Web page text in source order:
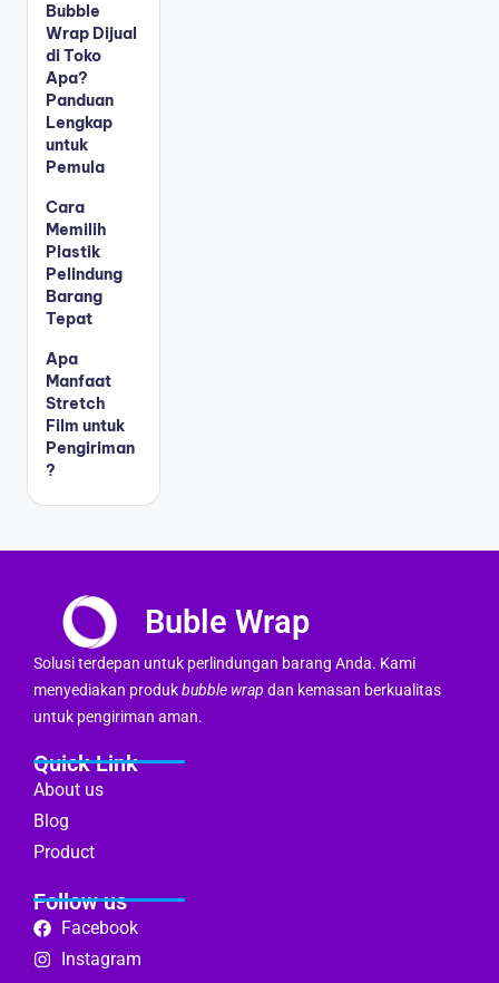
Bubble
Wrap Dijual
di Toko
Apa?
Panduan
Lengkap
untuk
Pemula
Cara
Memilih
Plastik
Pelindung
Barang
Tepat
Apa
Manfaat
Stretch
Film untuk
Pengiriman
?
Buble Wrap
Solusi terdepan untuk perlindungan barang Anda. Kami
menyediakan produkbubble wrap dan kemasan berkualitas
untuk pengiriman aman.
Quick Link
About us
Blog
Product
Follow us
Facebook
Instagram